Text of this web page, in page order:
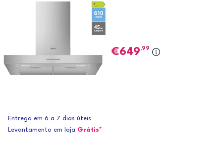
649,99
Entrega em 6 a 7 dias úteis
Levantamento em loja Grátis*